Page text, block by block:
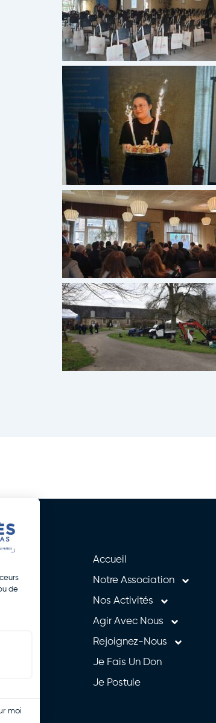
Accueil
Notre Association
Nos Activités
Agir Avec Nous
Rejoignez-Nous
Je Fais Un Don
Je Postule